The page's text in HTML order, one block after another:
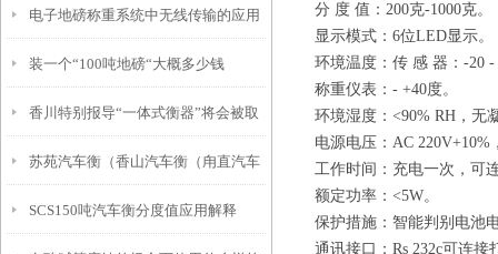
电子地磅称重系统中无线传输的应用
装一个“100吨地磅“大概多少钱
香川特别报导“一体式衡器”将会被取
代
苏苑汽车衡（香山汽车衡（甪直汽车
衡）光福汽车衡）木渎汽车衡维修
SCS150吨汽车衡分度值应用解释
分 度 值：200克-1000克。
显示模式：6位LED显示。
环境温度：传 感 器：-20
称重仪表：- +40度。
环境湿度：<90% RH，无
电源电压：AC
工作时间：充电一次，可
额定功率：<5W。
保护措施：智能判别电池
通讯接口：Rs 232c可连